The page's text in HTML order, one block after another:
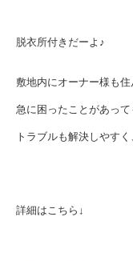
脱衣所付きだーよ♪
敷地内にオーナー様も
急に困ったことがあっ
トラブルも解決しやすく
詳細はこちら↓